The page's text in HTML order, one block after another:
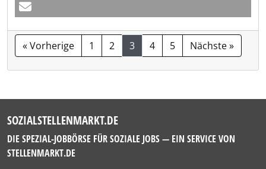
« Vorherige 1 2 3 4 5 Nächste »
SOZIALSTELLENMARKT.DE
DIE SPEZIAL-JOBBÖRSE FÜR SOZIALE JOBS — EIN SERVICE VON
STELLENMARKT.DE